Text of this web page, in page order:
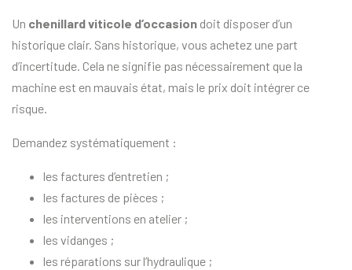
Un chenillard viticole d’occasion doit disposer d’un
historique clair. Sans historique, vous achetez une part
d’incertitude. Cela ne signifie pas nécessairement que la
machine est en mauvais état, mais le prix doit intégrer ce
risque.
Demandez systématiquement :
les factures d’entretien ;
les factures de pièces ;
les interventions en atelier ;
les vidanges ;
les réparations sur l’hydraulique ;